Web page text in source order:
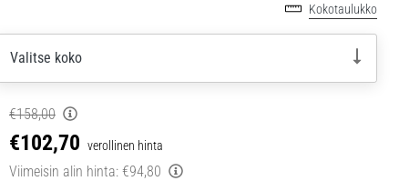
Kokotaulukko
Valitse koko
€158,00
€102,70 verollinen hinta
Viimeisin alin hinta: €94,80